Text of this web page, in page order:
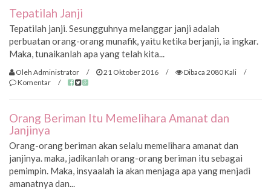
Tepatilah Janji
Tepatilah janji. Sesungguhnya melanggar janji adalah
perbuatan orang-orang munafik, yaitu ketika berjanji, ia ingkar.
Maka, tunaikanlah apa yang telah kita...
Oleh Administrator / 21 Oktober 2016 / Dibaca 2080 Kali
/
Komentar
/
Orang Beriman Itu Memelihara Amanat dan
Janjinya
Orang-orang beriman akan selalu memelihara amanat dan
janjinya. maka, jadikanlah orang-orang beriman itu sebagai
pemimpin. Maka, insyaalah ia akan menjaga apa yang menjadi
amanatnya dan...